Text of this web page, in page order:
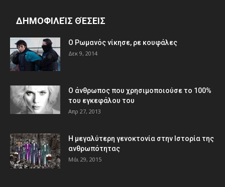
ΔΗΜΟΦΙΛΕΊΣ ΘΈΣΕΙΣ
Ο Ρωμανός νίκησε, ρε κουφάλες
Δεκ 9, 2014
Ο άνθρωπος που χρησιμοποιούσε το 100%
του εγκεφάλου του
Απρ 27, 2013
Η μεγαλύτερη γενοκτονία στην Ιστορία της
ανθρωπότητας
Μάι 29, 2015